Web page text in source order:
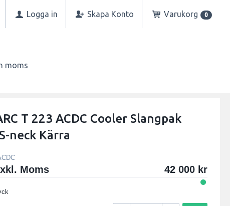
Logga in Skapa Konto Varukorg 0
moms
T 223 ACDC Cooler Slangpak
neck Kärra
Moms 42 000